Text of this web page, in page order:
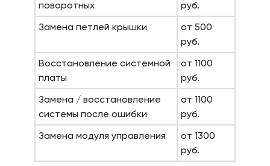
поворотных
руб.
Замена петлей крышки
от 500
руб.
Восстановление системной
платы
от 1100
руб.
Замена / восстановление
системы после ошибки
от 1100
руб.
Замена модуля управления
от 1300
руб.